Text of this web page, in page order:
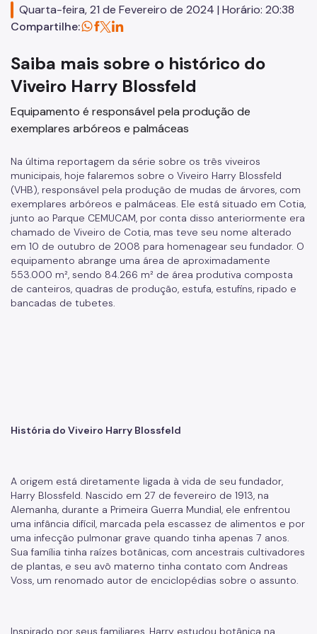
Herbário Municipal
Trilha Interparques
Educação Ambiental UMAPAZ
Programação
Planetários
Planejamento Ambiental
Patrimônio Ambiental
Licenciamento Ambiental Industrial
Heliponto
Áreas Contaminadas
Estudos Ambientais
Produtos Perigosos
Motogeradores
Quarta-feira, 21 de Fevereiro de 2024 | Horário: 20:38
Compartilhe:
Saiba mais sobre o histórico do
Viveiro Harry Blossfeld
Equipamento é responsável pela produção de
exemplares arbóreos e palmáceas
Na última reportagem da série sobre os três viveiros
municipais, hoje falaremos sobre o Viveiro Harry Blossfeld
(VHB), responsável pela produção de mudas de árvores, com
exemplares arbóreos e palmáceas. Ele está situado em Cotia,
junto ao Parque CEMUCAM, por conta disso anteriormente era
chamado de Viveiro de Cotia, mas teve seu nome alterado
em 10 de outubro de 2008 para homenagear seu fundador. O
equipamento abrange uma área de aproximadamente
553.000 m², sendo 84.266 m² de área produtiva composta
de canteiros, quadras de produção, estufa, estufins, ripado e
bancadas de tubetes.
História do Viveiro Harry Blossfeld
A origem está diretamente ligada à vida de seu fundador,
Harry Blossfeld. Nascido em 27 de fevereiro de 1913, na
Alemanha, durante a Primeira Guerra Mundial, ele enfrentou
uma infância difícil, marcada pela escassez de alimentos e por
uma infecção pulmonar grave quando tinha apenas 7 anos.
Sua família tinha raízes botânicas, com ancestrais cultivadores
de plantas, e seu avô materno tinha contato com Andreas
Voss, um renomado autor de enciclopédias sobre o assunto.
Inspirado por seus familiares, Harry estudou botânica na